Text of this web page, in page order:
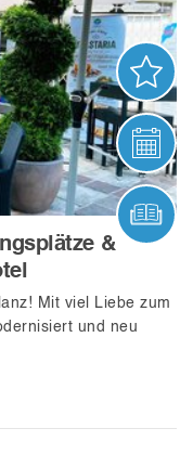
&
Mit viel Liebe zum
und neu